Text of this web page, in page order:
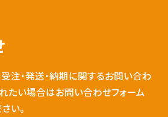
注・発送・納期に関するお問い合わ
たい場合はお問い合わせフォーム
い。